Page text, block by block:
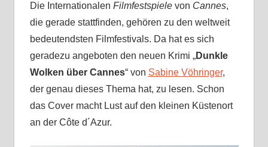
Die Internationalen Filmfestspielevon Cannes,
die gerade stattfinden, gehören zu den weltweit
bedeutendsten Filmfestivals. Da hat es sich
geradezu angeboten den neuen Krimi „Dunkle
Wolken über Cannes“ von Sabine Vöhringer,
der genau dieses Thema hat, zu lesen. Schon
das Cover macht Lust auf den kleinen Küstenort
an der Côte d´Azur.